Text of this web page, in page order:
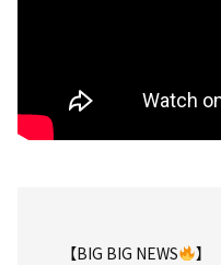
【BIG BIG NEWS
】